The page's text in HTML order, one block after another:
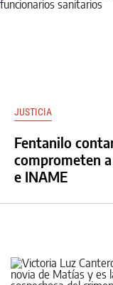
JUSTICIA
Fentanilo
comprometen
e INAME